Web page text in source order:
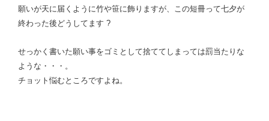
願いが天に届くように竹や笹に飾りますが、この短冊って七夕が
終わった後どうしてます ?
せっかく書いた願い事をゴミとして捨ててしまっては罰当たりな
ような・・・。
チョット悩むところですよね。